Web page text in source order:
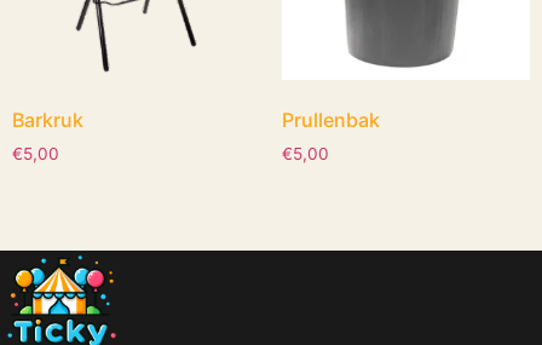
Barkruk
€5,00
Prullenbak
€5,00